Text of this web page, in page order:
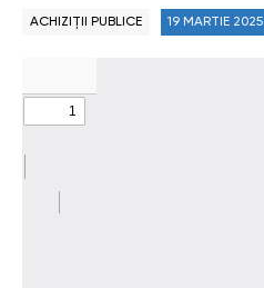
ACHIZIȚII PUBLICE 19 MARTIE 2025